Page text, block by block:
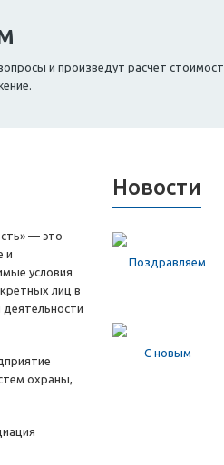
и произведут расчет
— это
и
условия
лиц в
деятельности
охраны,
Новости